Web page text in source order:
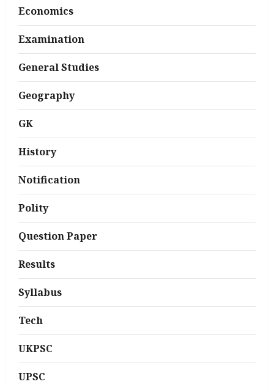
Economics
Examination
General Studies
Geography
GK
History
Notification
Polity
Question Paper
Results
Syllabus
Tech
UKPSC
UPSC